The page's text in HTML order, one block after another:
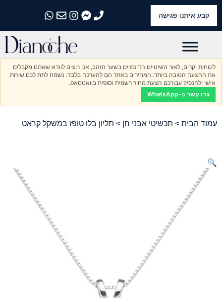
קבע איתנו פגישה
התקשרו אלינו
התקשרו אלינו
התקשרו אלינו
התקשרו אלינו
התקשרו אלינו
לקוחות יקרים, לאור השינויים הדינמיים בשער הזהב, אנו רוצים לוודא שאתם מקבלים
את ההצעה הטובה ביותר. המחירים באתר הם להערכה בלבד. נשמח לתת לכם שירות
אישי ולהנפיק עבורכם הצעת מחיר רשמית וסופית בוואטסאפ.
צרו קשר ב-WhatsApp
עמוד הבית > תכשיטי אבני חן > תליון בלו טופז במשקל קראט
🔍